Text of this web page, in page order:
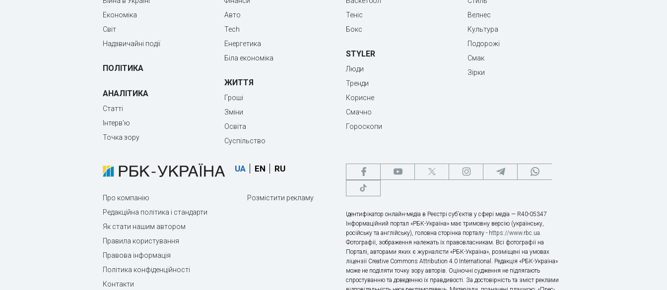
Економіка
Світ
Надзвичайні події
ПОЛІТИКА
АНАЛІТИКА
Статті
Інтерв'ю
Точка зору
Авто
Tech
Енергетика
Біла економіка
ЖИТТЯ
Гроші
Зміни
Освіта
Суспільство
Теніс
Бокс
STYLER
Люди
Тренди
Корисне
Смачно
Гороскопи
Велнес
Культура
Подорожі
Смак
Зірки
UA EN RU
Про компанію
Редакційна політика і стандарти
Як стати нашим автором
Правила користування
Правова інформація
Політика конфіденційності
Контакти
Розмістити рекламу
Ідентифікатор онлайн-медіа в Реєстрі суб’єктів у сфері медіа — R40-05347
Інформаційний портал «РБК-Україна» має тримовну версію (українську,
російську та англійську), головна сторінка порталу - https://www.rbc.ua.
Фотографії, зображення належать їх правовласникам. Всі фотографії на
Порталі, авторами яких є журналісти «РБК-Україна», розміщені на умовах
ліцензії Creative Commons Attribution 4.0 International. Редакція «РБК-Україна»
може не поділяти точку зору авторів. Оціночні судження не підлягають
спростуванню та доведенню їх правдивості. За достовірність та зміст реклами